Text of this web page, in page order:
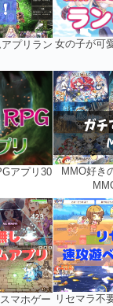
プリラン 女の子が可
アプリ30
MMO好き
マホゲー リセマラ不